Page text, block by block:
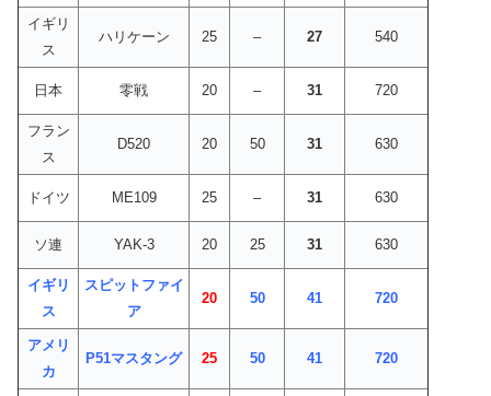
イギリ
ス
ハリケーン 25 – 27 540
日本 零戦 20 – 31 720
フラン
ス
D520 20 50 31 630
ドイツ ME109 25 – 31 630
ソ連 YAK-3 20 25 31 630
イギリ
ス
スピットファイ
ア
20 50 41 720
アメリ
カ
P51マスタング 25 50 41 720